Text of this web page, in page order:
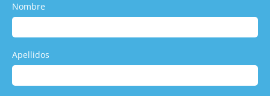
Nombre
Apellidos